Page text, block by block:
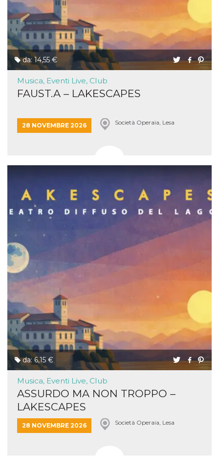
da: 14,55 €
Musica, Eventi Live, Club
FAUST.A – LAKESCAPES
28 NOVEMBRE 2026 Società Operaia, Lesa
da: 6,15 €
Musica, Eventi Live, Club
ASSURDO MA NON TROPPO –
LAKESCAPES
28 NOVEMBRE 2026 Società Operaia, Lesa